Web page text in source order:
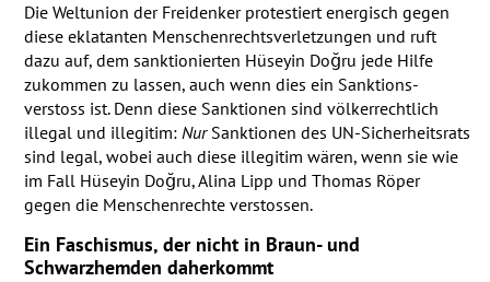
Die Weltunion der Freidenker protestiert energisch gegen
diese eklatanten Menschen­rechts­ver­letzungen und ruft
dazu auf, dem sanktionierten Hüseyin Doğru jede Hilfe
zukommen zu lassen, auch wenn dies ein Sanktions­
verstoss ist. Denn diese Sanktionen sind völker­rechtlich
illegal und illegitim: NurSanktionen des UN-Sicherheits­rats
sind legal, wobei auch diese illegitim wären, wenn sie wie
im Fall Hüseyin Doğru, Alina Lipp und Thomas Röper
gegen die Menschenrechte verstossen.
Ein Faschismus, der nicht in Braun- und
Schwarzhemden daherkommt